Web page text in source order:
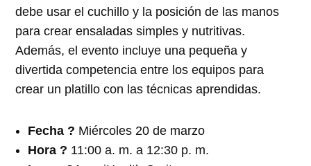
debe usar el cuchillo y la posición de las manos
para crear ensaladas simples y nutritivas.
Además, el evento incluye una pequeña y
divertida competencia entre los equipos para
crear un platillo con las técnicas aprendidas.
Fecha ?️ Miércoles 20 de marzo
Hora ? 11:00 a. m. a 12:30 p. m.